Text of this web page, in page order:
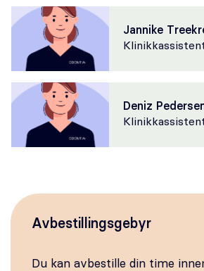
Jannike
Deniz
Avbestillingsgebyr
Du kan avbestille din time